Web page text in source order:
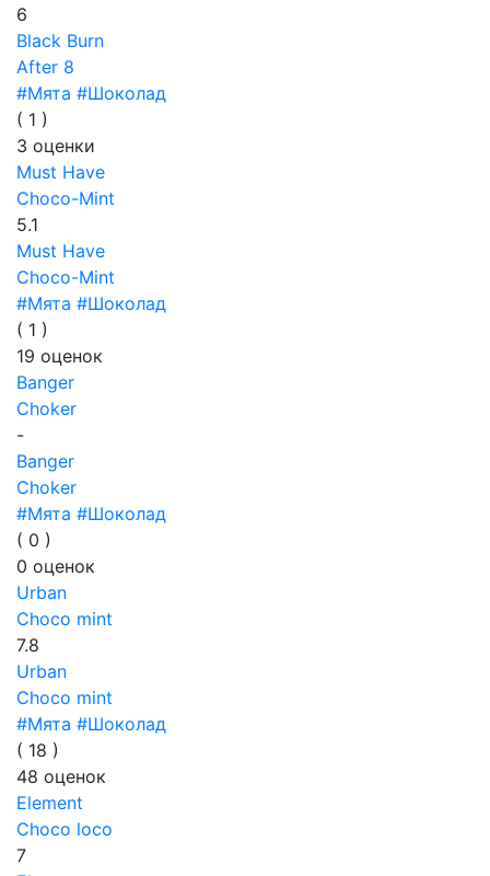
6
Black Burn
After 8
#Мята #Шоколад
( 1 )
3 оценки
Must Have
Choco-Mint
5.1
Must Have
Choco-Mint
#Мята #Шоколад
( 1 )
19 оценок
Banger
Choker
-
Banger
Choker
#Мята #Шоколад
( 0 )
0 оценок
Urban
Choco mint
7.8
Urban
Choco mint
#Мята #Шоколад
( 18 )
48 оценок
Element
Choco loco
7